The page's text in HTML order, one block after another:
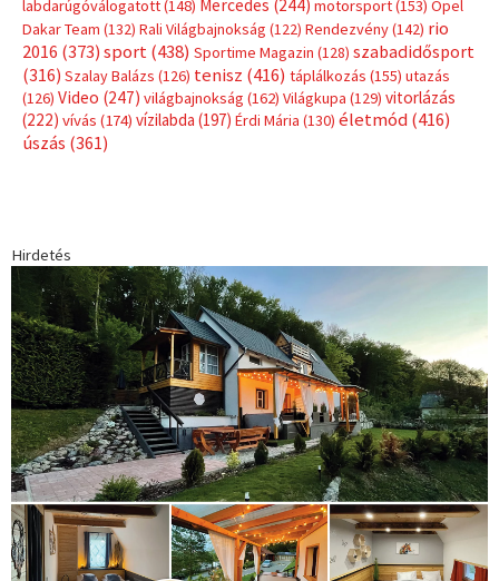
labdarúgóválogatott(148) Mercedes (244) motorsport(153) Opel
Dakar Team (132) Rali Világbajnokság (122) Rendezvény(142) rio
2016 (373) sport(438) Sportime Magazin (128) szabadidősport
(316) Szalay Balázs (126) tenisz (416) táplálkozás (155) utazás
(126) Video (247) világbajnokság (162) Világkupa (129) vitorlázás
(222) vívás (174) vízilabda (197) Érdi Mária (130) életmód(416)
úszás (361)
Hirdetés